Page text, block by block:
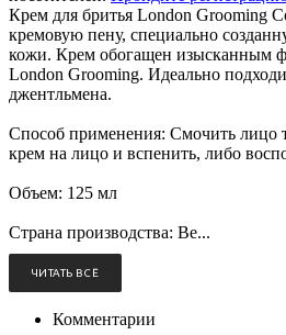
Крем для бритья London Grooming
кремовую пену, специально
кожи. Крем обогащен изысканным
London Grooming. Идеально
джентльмена.
Способ применения: Смочить лицо
крем на лицо и вспенить, либо
Объем: 125 мл
Страна производства: Ве...
ЧИТАТЬ ВСЁ
Комментарии